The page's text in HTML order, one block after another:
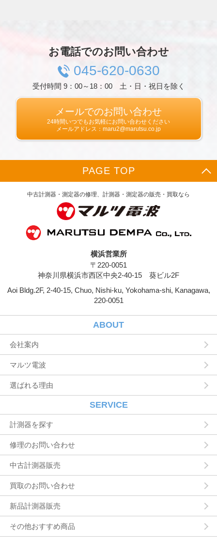
郵便番号や性別，職業，年齢，ユーザーのIPア
識別情報などを指します。
第２条（プライバシー情報の収集方法）
当社は，ユーザーが利用登録をする際に氏名，
生年月日，住所，電話番号，メールアドレス，
銀行口座番号，クレジットカード番号，運転免
許証番号などの個人情報をお尋ねすることがあ
下，｢提携先｣といいます。）などから収集する
ことがあります。
当社は，ユーザーについて，利用したサービス
やソフトウエア，購入した商品，閲覧したペー
ジや広告の履歴，検索した検索キーワード，利
用日時，利用方法，利用環境（携帯端末を通じ
てご利用の場合の当該端末の通信状態，利用に
際しての各種設定情報なども含みます），IPア
識別情報などの履歴情報および特性情報を，ユ
ーザーが当社や提携先のサービスを利用しまた
はページを閲覧する際に収集します。
第３条（個人情報を収集・利用する目的）
当社が個人情報を収集・利用する目的は，以下
ユーザーに自分の登録情報の閲覧や修正，利用
状況の閲覧を行っていただくために，氏名，住
の代金などに関する情報を表示する目的
アドレスを利用する場合やユーザーに商品を送
名や住所などの連絡先情報を利用する目的
ユーザーの本人確認を行うために，氏名，生年
月日，住所，電話番号，銀行口座番号，クレジ
商品名や数量，利用されたサービスの種類や期
情報などを利用する目的
ユーザーが簡便にデータを入力できるようにす
るために，当社に登録されている情報を入力画
含みます）に転送したりする目的
代金の支払を遅滞したり第三者に損害を発生さ
お電話でのお問い合わせ
045-620-0630
受付時間 9：00～18：00 土・日・祝日を除く
メールでのお問い合わせ
24時間いつでもお気軽にお問い合わせください
メールアドレス：maru2@marutsu.co.jp
PAGE TOP
中古計測器・測定器の修理、計測器・測定器の販売・買取なら
横浜営業所
〒220-0051
神奈川県横浜市西区中央2-40-15 葵ビル2F
Aoi Bldg.2F, 2-40-15, Chuo, Nishi-ku, Yokohama-shi, Kanagawa,
220-0051
ABOUT
会社案内
マルツ電波
選ばれる理由
SERVICE
計測器を探す
修理のお問い合わせ
中古計測器販売
買取のお問い合わせ
新品計測器販売
その他おすすめ商品